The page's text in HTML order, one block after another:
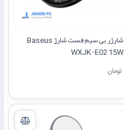
شارژر بی سیم فست شارژ Baseus
WXJK-E02 15W
تومان